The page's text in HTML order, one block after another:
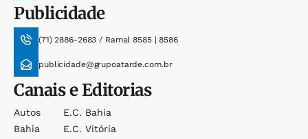
Publicidade
(71) 2886-2683 / Ramal 8585 | 8586
publicidade@grupoatarde.com.br
Canais e Editorias
Autos
Bahia
E.c. Bahia
E.c. Vitória